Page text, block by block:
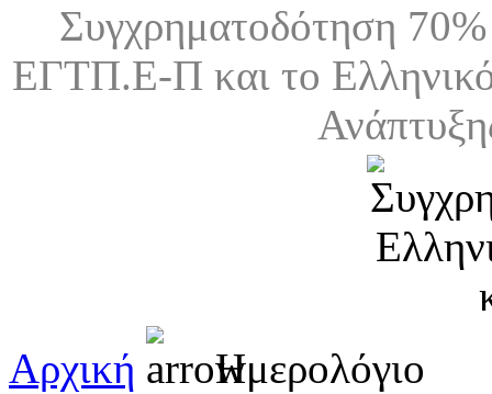
Συγχρηματοδότηση
ΕΓΤΠ.Ε-Π και το
Αρχική Ημερολόγιο